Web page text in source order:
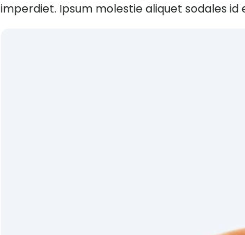
imperdiet. Ipsum molestie aliquet sodales id